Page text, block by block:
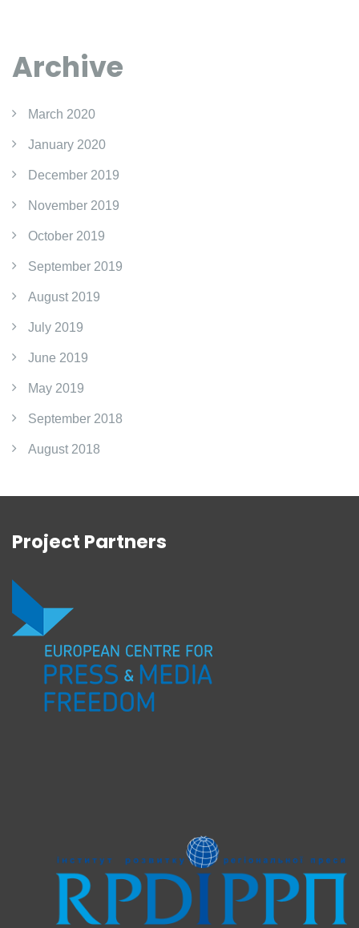
Archive
March 2020
January 2020
December 2019
November 2019
October 2019
September 2019
August 2019
July 2019
June 2019
May 2019
September 2018
August 2018
Project Partners